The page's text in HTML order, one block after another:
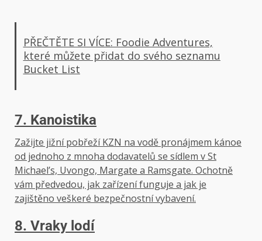
PŘEČTĚTE SI VÍCE: Foodie Adventures,
které můžete přidat do svého seznamu
Bucket List
7. Kanoistika
Zažijte jižní pobřeží KZN na vodě pronájmem kánoe
od jednoho z mnoha dodavatelů se sídlem v St
Michael’s, Uvongo, Margate a Ramsgate. Ochotně
vám předvedou, jak zařízení funguje a jak je
zajištěno veškeré bezpečnostní vybavení.
8. Vraky lodí